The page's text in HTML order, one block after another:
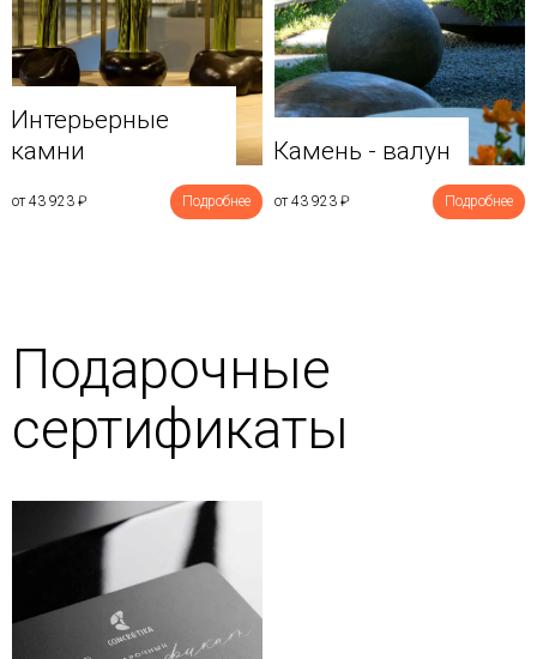
Интерьерные
камни
от 43 923 ₽ Подробнее
Камень - валун
от 43 923 ₽ Подробнее
Подарочные
сертификаты